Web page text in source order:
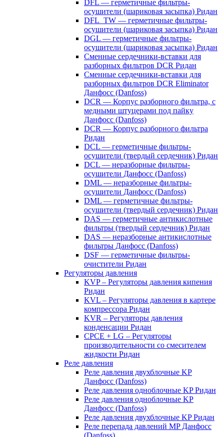
DFL — герметичные фильтры-
осушители (шариковая засыпка) Ридан
DFL_TW — герметичные фильтры-
осушители (шариковая засыпка) Ридан
DGL — герметичные фильтры-
осушители (шариковая засыпка) Ридан
Сменные сердечники-вставки для
разборных фильтров DCR Ридан
Сменные сердечники-вставки для
разборных фильтров DCR Eliminator
Данфосс (Danfoss)
DCR — Корпус разборного фильтра, с
медными штуцерами под пайку
Данфосс (Danfoss)
DCR — Корпус разборного фильтра
Ридан
DCL — герметичные фильтры-
осушители (твердый сердечник) Ридан
DCL — неразборные фильтры-
осушители Данфосс (Danfoss)
DML — неразборные фильтры-
осушители Данфосс (Danfoss)
DML — герметичные фильтры-
осушители (твердый сердечник) Ридан
DAS — герметичные антикислотные
фильтры (твердый сердечник) Ридан
DAS — неразборные антикислотные
фильтры Данфосс (Danfoss)
DSF — герметичные фильтры-
очистители Ридан
Регуляторы давления
KVP – Регуляторы давления кипения
Ридан
KVL – Регуляторы давления в картере
компрессора Ридан
KVR – Регуляторы давления
конденсации Ридан
CPCE + LG – Регуляторы
производительности со смесителем
жидкости Ридан
Реле давления
Реле давления двухблочные KP
Данфосс (Danfoss)
Реле давления одноблочные KP Ридан
Реле давления одноблочные KP
Данфосс (Danfoss)
Реле давления двухблочные KP Ридан
Реле перепада давлений MP Данфосс
(Danfoss)